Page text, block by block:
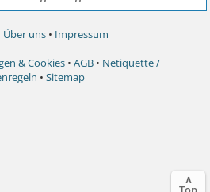
Über uns • Impressum
& Cookies • AGB • Netiquette /
• Sitemap
∧